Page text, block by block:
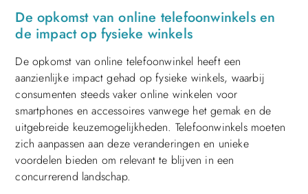
De opkomst van online telefoonwinkels en
de impact op fysieke winkels
De opkomst van online telefoonwinkel heeft een
aanzienlijke impact gehad op fysieke winkels, waarbij
consumenten steeds vaker online winkelen voor
smartphones en accessoires vanwege het gemak en de
uitgebreide keuzemogelijkheden. Telefoonwinkels moeten
zich aanpassen aan deze veranderingen en unieke
voordelen bieden om relevant te blijven in een
concurrerend landschap.